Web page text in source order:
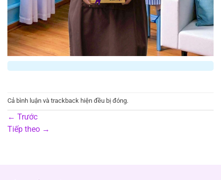
Cả bình luận và trackback hiện đều bị đóng.
← Trước
Tiếp theo →